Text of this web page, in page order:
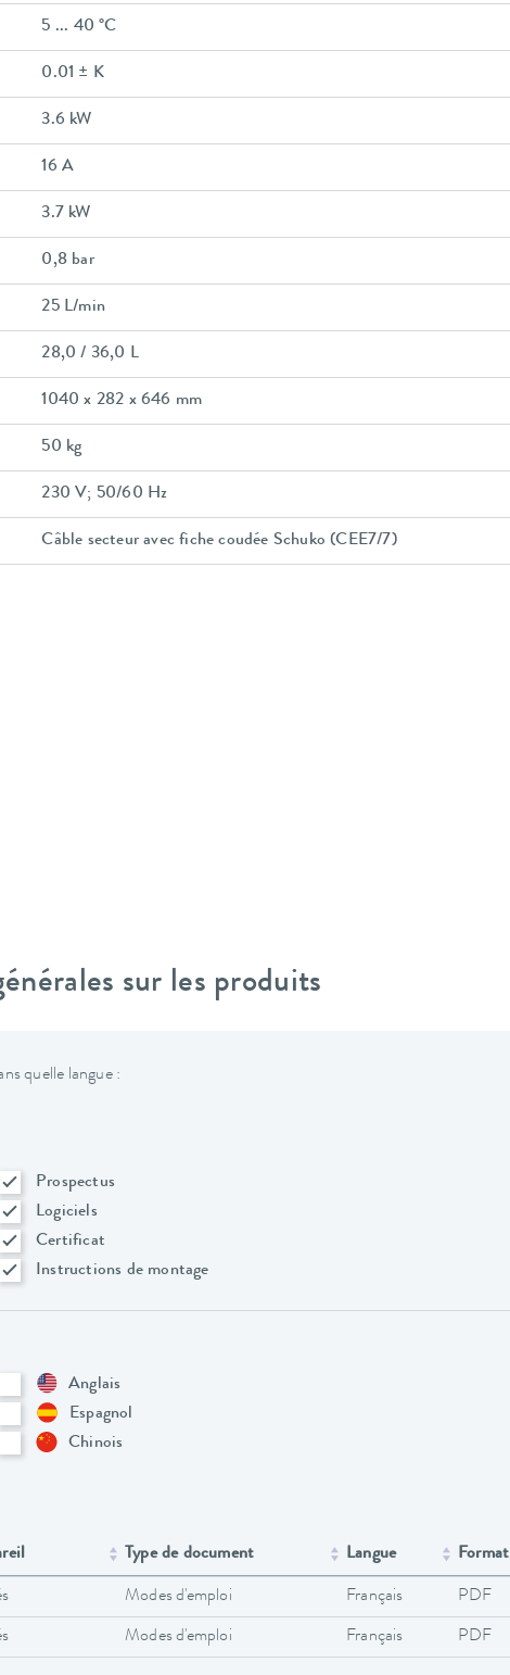
5 ... 40 °C
0.01 ± K
3.6 kW
16 A
3.7 kW
0,8 bar
25 L/min
28,0 / 36,0 L
1040 x 282 x 646 mm
50 kg
230 V; 50/60 Hz
Câble secteur avec fiche coudée Schuko (CEE7/7)
sur les produits
quelle langue :
Prospectus
Logiciels
Certificat
Instructions de montage
Anglais
Espagnol
Chinois
Type de document Langue Format
Modes d'emploi Français PDF
Modes d'emploi Français PDF